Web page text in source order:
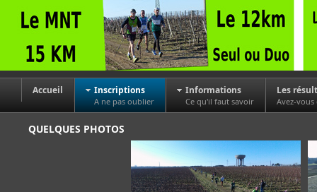
Accueil Inscriptions
A ne pas oublier
Informations
Ce qu'il faut savoir
Les
Avez-vous
QUELQUES PHOTOS